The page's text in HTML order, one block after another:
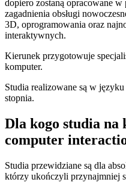
dopiero zostaną opracowane w
zagadnienia obsługi
3D, oprogramowania oraz
interaktywnych.
Kierunek przygotowuje
komputer.
Studia realizowane są w
stopnia.
Dla kogo studia
computer
Studia przewidziane są dla
którzy ukończyli przynajmniej